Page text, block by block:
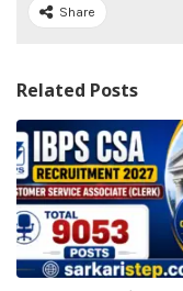
Share
Related Posts